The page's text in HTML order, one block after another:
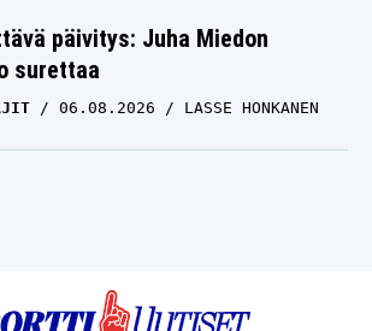
päivitys: Juha Miedon
surettaa
06.08.2026 LASSE HONKANEN